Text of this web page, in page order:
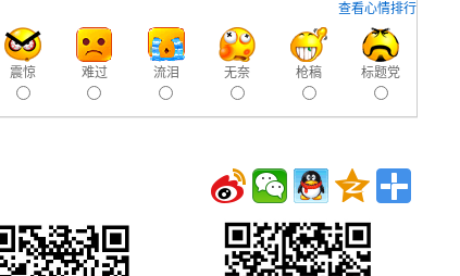
查看心情排行
震惊 难过 流泪 无奈 枪稿 标题党